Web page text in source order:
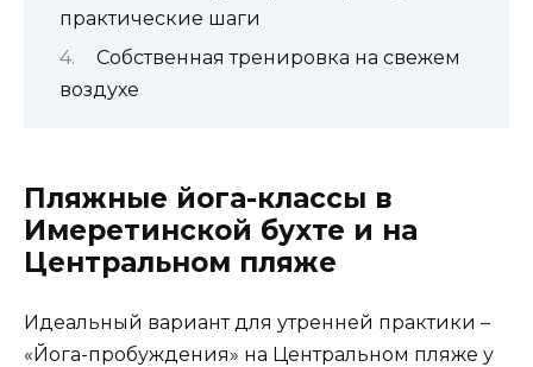
практические шаги
Собственная тренировка на свежем
воздухе
Пляжные йога-классы в
Имеретинской бухте и на
Центральном пляже
Идеальный вариант для утренней практики –
«Йога-пробуждения» на Центральном пляже у